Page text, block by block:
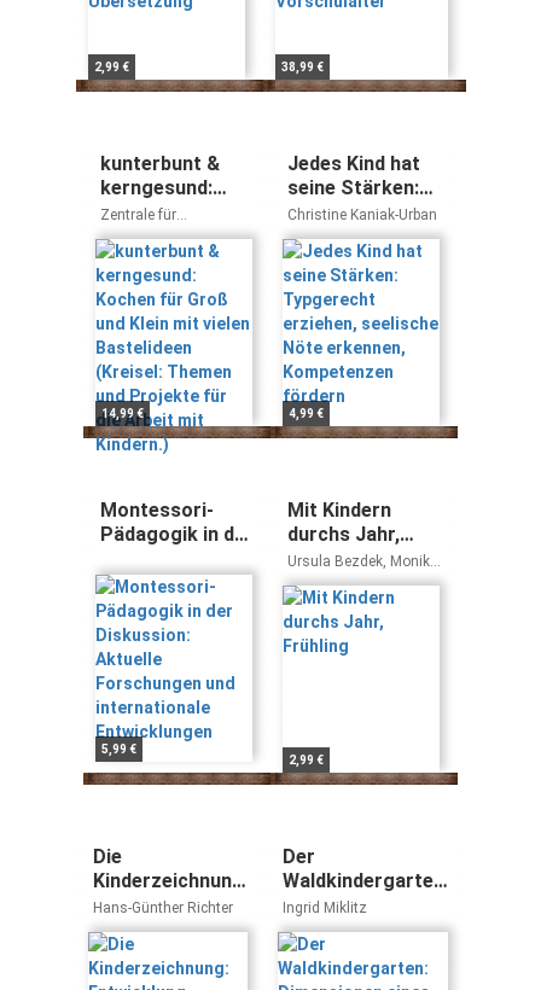
2,99 € 38,99 €
kunterbunt &
kerngesund:
Kochen für Groß
und Klein mit
vielen
Bastelideen
(Kreisel: Themen
und Projekte für
die Arbeit mit
Kindern.)
Zentrale für
Ernährungsberatung
e.V., Anne C. Wenzel,
Anna Dubas-Tietjens
14,99 €
Jedes Kind hat
seine Stärken:
Typgerecht
erziehen,
seelische Nöte
erkennen,
Kompetenzen
fördern
Christine Kaniak-Urban
4,99 €
Montessori-
Pädagogik in der
Aktuelle
Forschungen
und
internationale
Entwicklungen
5,99 €
Mit Kindern
durchs Jahr,
Frühling
Ursula Bezdek, Monika
Bezdek, Petra Bezdek
2,99 €
Die
Kinderzeichnung:
Entwicklung,
Interpretation,
Ästhetik
Hans-Günther Richter
Der
Waldkindergarten:
Dimensionen
eines
pädagogischen
Ansatzes
Ingrid Miklitz